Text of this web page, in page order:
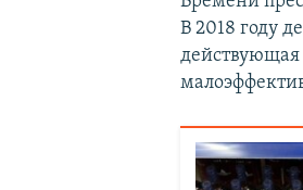
В 2018 году
действующая